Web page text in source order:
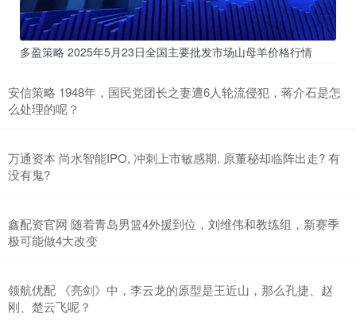
多盈策略 2025年5月23日全国主要批发市场山母羊价格行情
安信策略 1948年，国民党团长之妻遭6人轮流侵犯，蒋介石是怎
么处理的呢？
万通资本 尚水智能IPO, 冲刺上市敏感期, 原董秘却临阵出走? 有
没有鬼?
鑫配资官网 随着青岛男篮4外援到位，刘维伟和教练组，新赛季
极可能做4大改变
领航优配 《亮剑》中，李云龙的原型是王近山，那么孔捷、赵
刚、楚云飞呢？